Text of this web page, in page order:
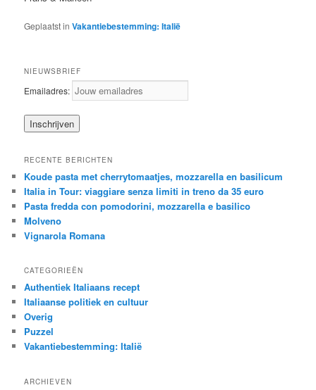
Geplaatst in Vakantiebestemming: Italië
NIEUWSBRIEF
Emailadres:
RECENTE BERICHTEN
Koude pasta met cherrytomaatjes, mozzarella en basilicum
Italia in Tour: viaggiare senza limiti in treno da 35 euro
Pasta fredda con pomodorini, mozzarella e basilico
Molveno
Vignarola Romana
CATEGORIEËN
Authentiek Italiaans recept
Italiaanse politiek en cultuur
Overig
Puzzel
Vakantiebestemming: Italië
ARCHIEVEN